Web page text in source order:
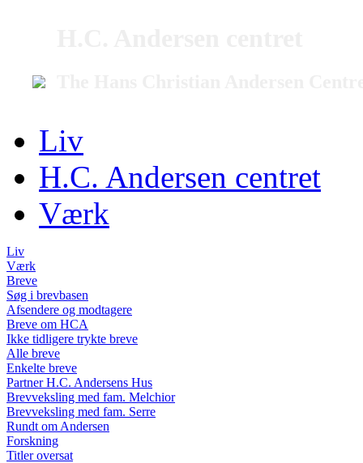
Liv
H.C. Andersen centret
Værk
Liv
Værk
Breve
Søg i brevbasen
Afsendere og modtagere
Breve om HCA
Ikke tidligere trykte breve
Alle breve
Enkelte breve
Partner H.C. Andersens Hus
Brevveksling med fam. Melchior
Brevveksling med fam. Serre
Rundt om Andersen
Forskning
Titler oversat